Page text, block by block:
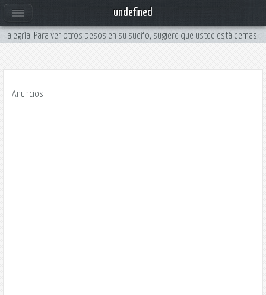
Soñar con besos
alegría. Para ver otros besos en su sueño, sugiere que usted está demasi
Anuncios
undefined